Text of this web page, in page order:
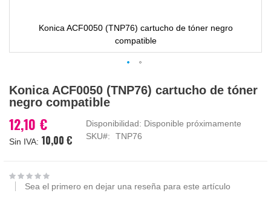
Konica ACF0050 (TNP76) cartucho de tóner negro
compatible
al
comienzo
la
galería
Konica ACF0050 (TNP76) cartucho de tóner
negro compatible
12,10 €
10,00 €
Disponibilidad: Disponible próximamente
SKU
TNP76
Sea el primero en dejar una reseña para este artículo